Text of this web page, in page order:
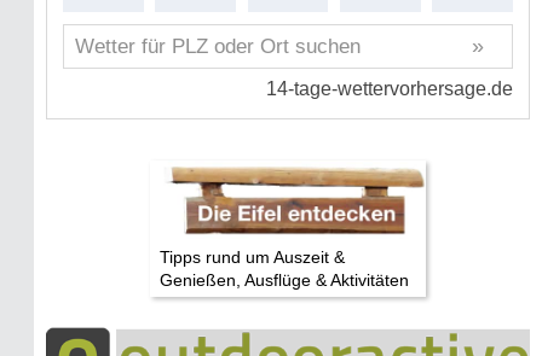
Tipps rund um Auszeit &
Genießen, Ausflüge & Aktivitäten